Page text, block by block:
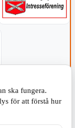
ska fungera.
för att förstå hur